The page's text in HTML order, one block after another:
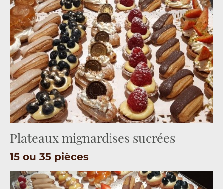
Plateaux mignardises sucrées
15 ou 35 pièces